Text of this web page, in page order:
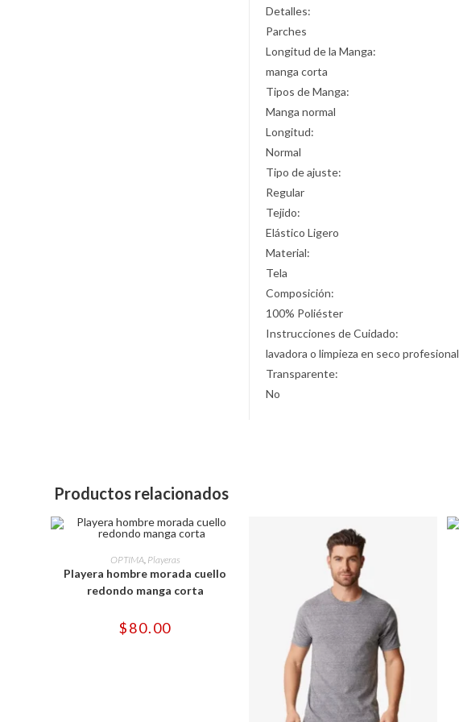
Detalles:
Parches
Longitud de la Manga:
manga corta
Tipos de Manga:
Manga normal
Longitud:
Normal
Tipo de ajuste:
Regular
Tejido:
Elástico Ligero
Material:
Tela
Composición:
100% Poliéster
Instrucciones de Cuidado:
lavadora o limpieza en seco profesional
Transparente:
No
Productos relacionados
SELECCIONAR OPCIONES
Este
producto
tiene
múltiples
variantes.
Las
se
pueden
OPTIMA, Playeras
Playera hombre morada cuello
redondo manga corta
$80.00